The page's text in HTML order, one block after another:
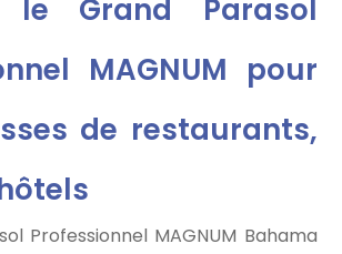
Grand Parasol
MAGNUM pour
de restaurants,
Professionnel MAGNUM Bahama